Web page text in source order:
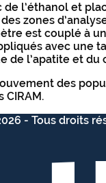
l’éthanol et
zones
est couplé à
avec
de l’apatite et du
des
- Tous droits